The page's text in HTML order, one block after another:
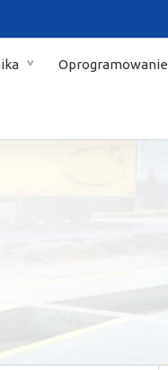
Oprogramowanie